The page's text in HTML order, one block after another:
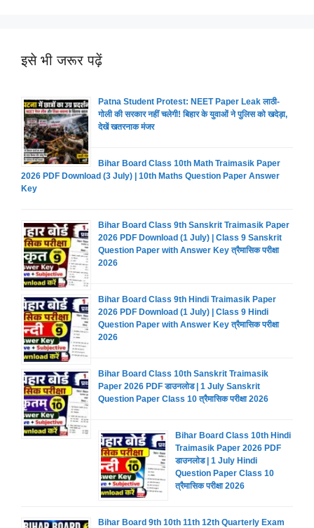
इसे भी जरूर पढ़ें
Patna Student Protest: NEET Paper Leak लाठी-
गोली की सरकार नहीं चलेगी! बिहार के युवाओं ने पुलिस को खदेड़ा,
देखें खतरनाक मंजर
Bihar Board Class 10th Math Traimasik Paper
2026 PDF Download (3 July) | 10th Maths Question Paper Answer
Key
Bihar Board Class 9th Sanskrit Traimasik Paper
2026 PDF Download (1 July) | Class 9 Sanskrit
Question Paper with Answer Key त्रैमासिक परीक्षा
2026
Bihar Board Class 9th Hindi Traimasik Paper
2026 PDF Download (1 July) | Class 9 Hindi
Question Paper with Answer Key त्रैमासिक परीक्षा
2026
Bihar Board Class 10th Sanskrit Traimasik
Paper 2026 PDF डाउनलोड | 1 July Sanskrit
Question Paper Class 10 त्रैमासिक परीक्षा 2026
Bihar Board Class 10th Hindi
Traimasik Paper 2026 PDF
डाउनलोड | 1 July Hindi
Question Paper Class 10
त्रैमासिक परीक्षा 2026
Bihar Board 9th 10th 11th 12th Quarterly Exam